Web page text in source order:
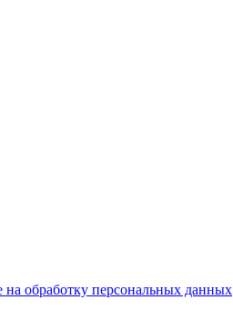
на обработку персональных данных